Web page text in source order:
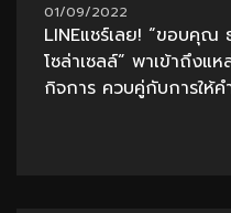
01/09/2022
LINEแชร์เลย! “ขอบคุณ
โซล่าเซลล์” พาเข้าถึงแ
กิจการ ควบคู่กับการให้ค